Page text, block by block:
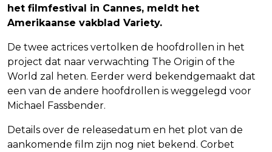
het filmfestival in Cannes, meldt het
Amerikaanse vakblad Variety.
De twee actrices vertolken de hoofdrollen in het
project dat naar verwachting The Origin of the
World zal heten. Eerder werd bekendgemaakt dat
een van de andere hoofdrollen is weggelegd voor
Michael Fassbender.
Details over de releasedatum en het plot van de
aankomende film zijn nog niet bekend. Corbet